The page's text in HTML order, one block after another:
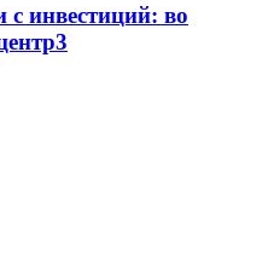
с инвестиций: во
3